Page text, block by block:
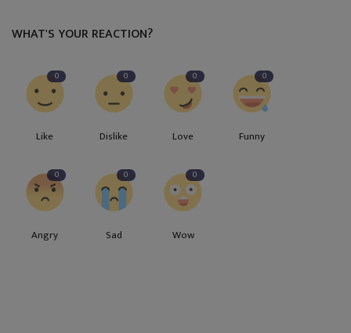
WHAT'S YOUR REACTION?
0
Like
0
Dislike
0
Love
0
Funny
0
Angry
0
Sad
0
Wow